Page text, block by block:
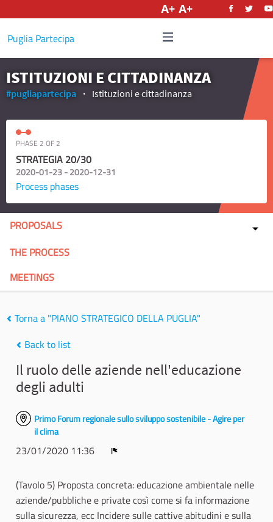
Puglia Partecipa
ISTITUZIONI E CITTADINANZA
#pugliapartecipa Istituzioni e cittadinanza
PHASE 2 OF 2
STRATEGIA 20/30
2020-01-23 - 2020-12-31
Process phases
PROPOSALS
THE PROCESS
MEETINGS
Torna a "PIANO STRATEGICO DELLA PUGLIA"
Back to list
Il ruolo delle aziende nell'educazione
degli adulti
Primo Forum regionale sullo sviluppo sostenibile - Agire per
il clima
23/01/2020 11:36
(Tavolo 5) Proposta concreta: educazione ambientale nelle
aziende/pubbliche e private così come si fa informazione
sulla sicurezza, ecc Incidere sulle cattive abitudini e sulla